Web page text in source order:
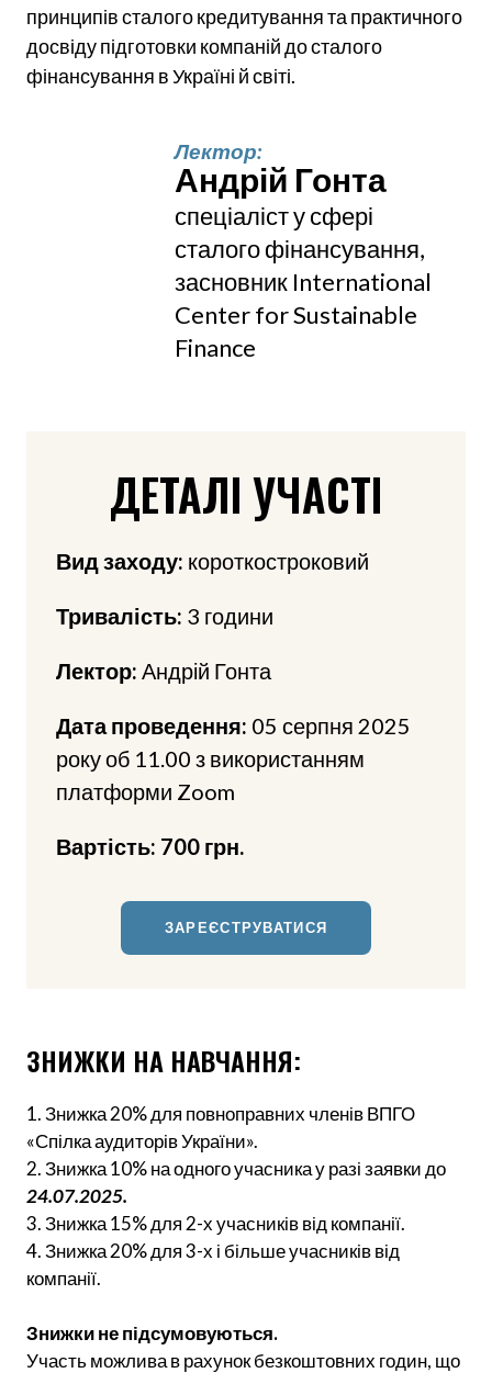
принципів сталого кредитування та практичного
досвіду підготовки компаній до сталого
фінансування в Україні й світі.
Лектор:
Андрій Гонта
спеціаліст у сфері
сталого фінансування,
засновник International
Center for Sustainable
Finance
ДЕТАЛІ УЧАСТІ
Вид заходу: короткостроковий
Тривалість: 3 години
Лектор: Андрій Гонта
Дата проведення: 05 серпня 2025
року об 11.00 з використанням
платформи Zoom
Вартість: 700 грн.
ЗАРЕЄСТРУВАТИСЯ
ЗНИЖКИ НА НАВЧАННЯ:
1. Знижка 20% для повноправних членів ВПГО
«Спілка аудиторів України».
2. Знижка 10% на одного учасника у разі заявки до
24.07.2025.
3. Знижка 15% для 2-х учасників від компанії.
4. Знижка 20% для 3-х і більше учасників від
компанії.
Знижки не підсумовуються.
Участь можлива в рахунок безкоштовних годин, що